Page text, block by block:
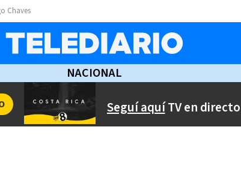
Chaves
NACIONAL
Seguí aquíTV en directo